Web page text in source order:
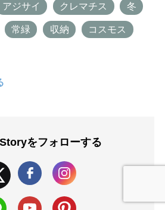
アジサイ クレマチス 冬
常緑 収納 コスモス
をフォローする